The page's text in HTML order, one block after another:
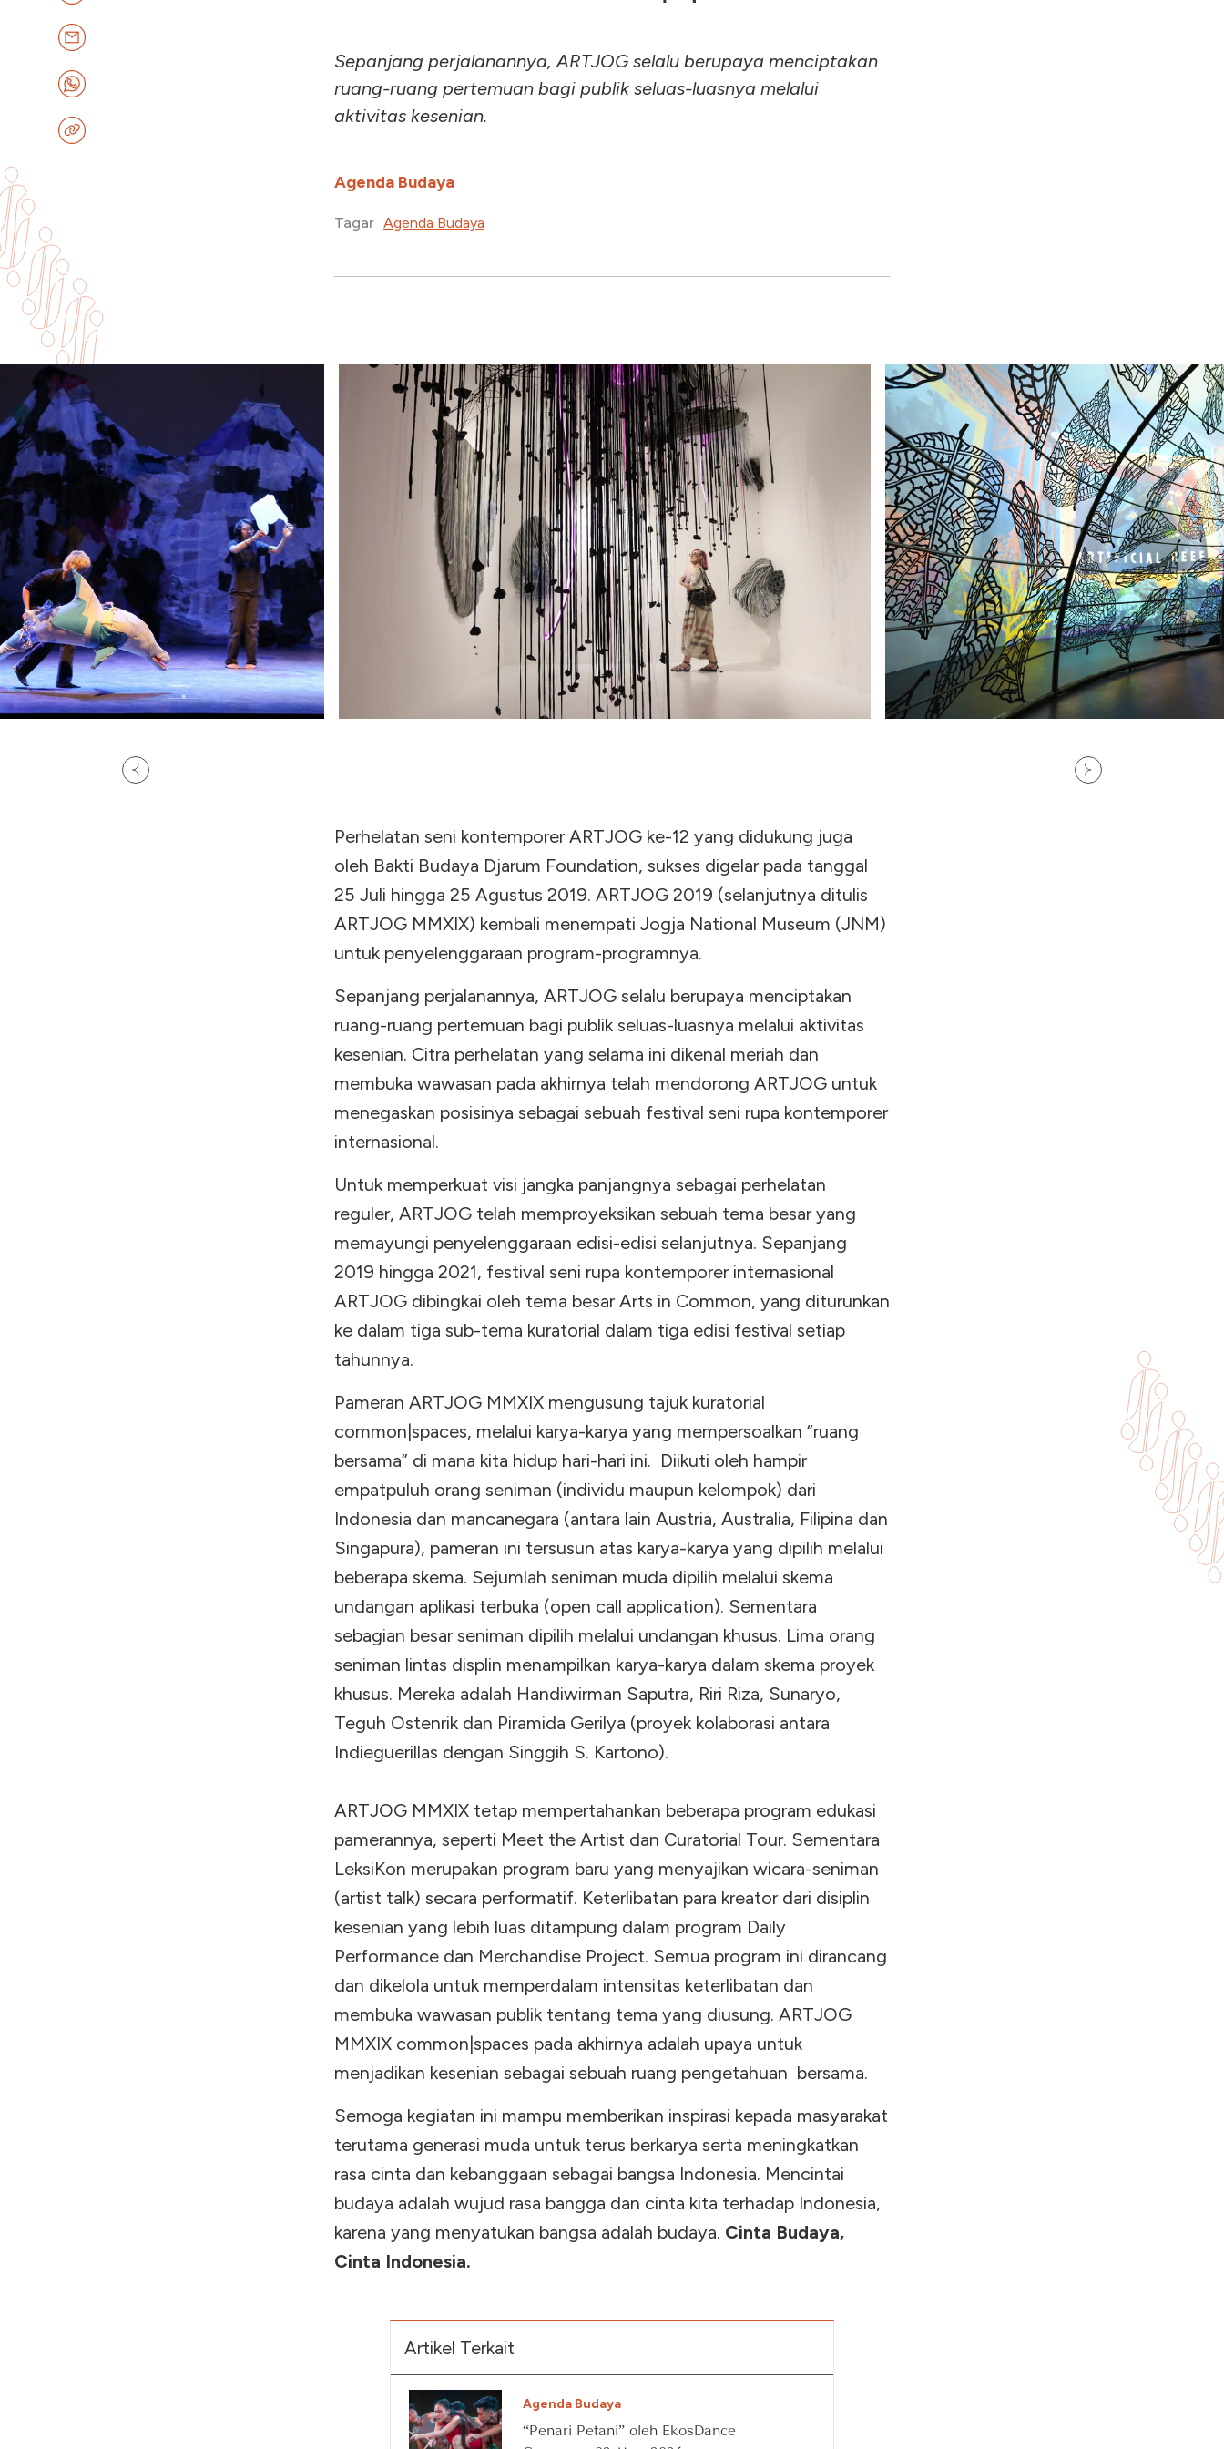
Sepanjang perjalanannya, ARTJOG selalu berupaya menciptakan
ruang-ruang pertemuan bagi publik seluas-luasnya melalui
aktivitas kesenian.
Agenda Budaya
Tagar Agenda Budaya
Perhelatan seni kontemporer ARTJOG ke-12 yang didukung juga
oleh Bakti Budaya Djarum Foundation, sukses digelar pada tanggal
25 Juli hingga 25 Agustus 2019. ARTJOG 2019 (selanjutnya ditulis
ARTJOG MMXIX) kembali menempati Jogja National Museum (JNM)
untuk penyelenggaraan program-programnya.
Sepanjang perjalanannya, ARTJOG selalu berupaya menciptakan
ruang-ruang pertemuan bagi publik seluas-luasnya melalui aktivitas
kesenian. Citra perhelatan yang selama ini dikenal meriah dan
membuka wawasan pada akhirnya telah mendorong ARTJOG untuk
menegaskan posisinya sebagai sebuah festival seni rupa kontemporer
internasional.
Untuk memperkuat visi jangka panjangnya sebagai perhelatan
reguler, ARTJOG telah memproyeksikan sebuah tema besar yang
memayungi penyelenggaraan edisi-edisi selanjutnya. Sepanjang
2019 hingga 2021, festival seni rupa kontemporer internasional
ARTJOG dibingkai oleh tema besar Arts in Common, yang diturunkan
ke dalam tiga sub-tema kuratorial dalam tiga edisi festival setiap
tahunnya.
Pameran ARTJOG MMXIX mengusung tajuk kuratorial
common|spaces, melalui karya-karya yang mempersoalkan “ruang
bersama” di mana kita hidup hari-hari ini. Diikuti oleh hampir
empatpuluh orang seniman (individu maupun kelompok) dari
Indonesia dan mancanegara (antara lain Austria, Australia, Filipina dan
Singapura), pameran ini tersusun atas karya-karya yang dipilih melalui
beberapa skema. Sejumlah seniman muda dipilih melalui skema
undangan aplikasi terbuka (open call application). Sementara
sebagian besar seniman dipilih melalui undangan khusus. Lima orang
seniman lintas displin menampilkan karya-karya dalam skema proyek
khusus. Mereka adalah Handiwirman Saputra, Riri Riza, Sunaryo,
Teguh Ostenrik dan Piramida Gerilya (proyek kolaborasi antara
Indieguerillas dengan Singgih S. Kartono).
ARTJOG MMXIX tetap mempertahankan beberapa program edukasi
pamerannya, seperti Meet the Artist dan Curatorial Tour. Sementara
LeksiKon merupakan program baru yang menyajikan wicara-seniman
(artist talk) secara performatif. Keterlibatan para kreator dari disiplin
kesenian yang lebih luas ditampung dalam program Daily
Performance dan Merchandise Project. Semua program ini dirancang
dan dikelola untuk memperdalam intensitas keterlibatan dan
membuka wawasan publik tentang tema yang diusung. ARTJOG
MMXIX common|spaces pada akhirnya adalah upaya untuk
menjadikan kesenian sebagai sebuah ruang pengetahuan bersama.
Semoga kegiatan ini mampu memberikan inspirasi kepada masyarakat
terutama generasi muda untuk terus berkarya serta meningkatkan
rasa cinta dan kebanggaan sebagai bangsa Indonesia. Mencintai
budaya adalah wujud rasa bangga dan cinta kita terhadap Indonesia,
karena yang menyatukan bangsa adalah budaya. Cinta Budaya,
Cinta Indonesia.
Artikel Terkait
Agenda Budaya
“Penari Petani” oleh EkosDance